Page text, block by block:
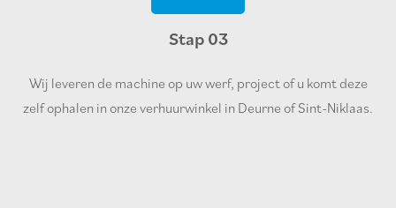
Stap 03
Wij leveren de machine op uw werf, project of u komt deze
zelf ophalen in onze verhuurwinkel in Deurne of Sint-Niklaas.